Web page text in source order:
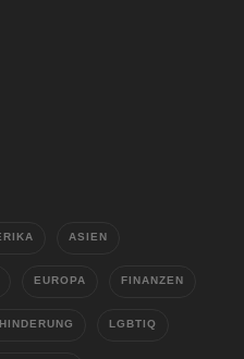
ASIEN
EUROPA FINANZEN
LGBTIQ